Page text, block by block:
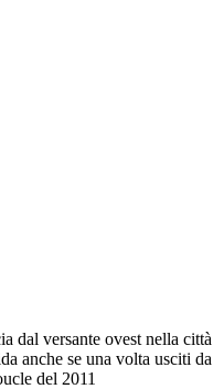
dal versante ovest nella città
anche se una volta usciti da
del 2011